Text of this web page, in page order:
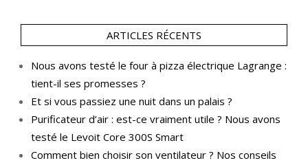
ARTICLES RÉCENTS
Nous avons testé le four à pizza électrique Lagrange :
tient-il ses promesses ?
Et si vous passiez une nuit dans un palais ?
Purificateur d’air : est-ce vraiment utile ? Nous avons
testé le Levoit Core 300S Smart
Comment bien choisir son ventilateur ? Nos conseils